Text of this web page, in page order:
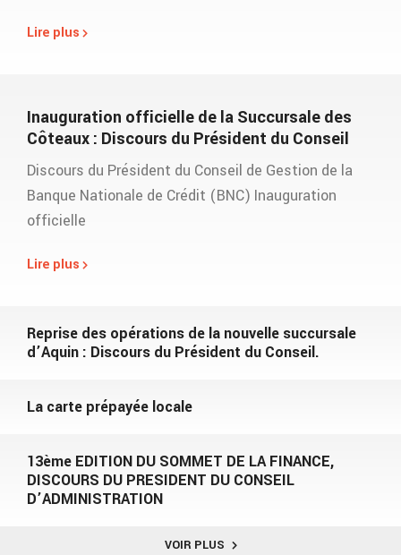
Lire plus
Inauguration officielle de la Succursale des
Côteaux : Discours du Président du Conseil
Discours du Président du Conseil de Gestion de la
Banque Nationale de Crédit (BNC) Inauguration
officielle
Lire plus
Reprise des opérations de la nouvelle succursale
d’Aquin : Discours du Président du Conseil.
La carte prépayée locale
13ème EDITION DU SOMMET DE LA FINANCE,
DISCOURS DU PRESIDENT DU CONSEIL
D’ADMINISTRATION
VOIR PLUS